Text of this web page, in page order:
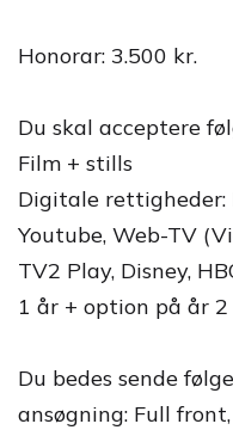
Honorar: 3.500 kr.
Du skal acceptere
Film + stills
Digitale rettigheder:
Youtube, Web-TV
TV2 Play, Disney,
1 år + option på år 2
Du bedes sende
ansøgning: Full